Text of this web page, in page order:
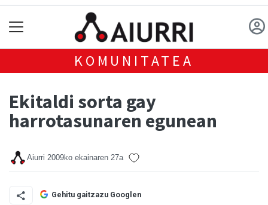
KOMUNITATEA
Ekitaldi sorta gay
harrotasunaren egunean
Aiurri 2009ko ekainaren 27a
Gehitu gaitzazu Googlen